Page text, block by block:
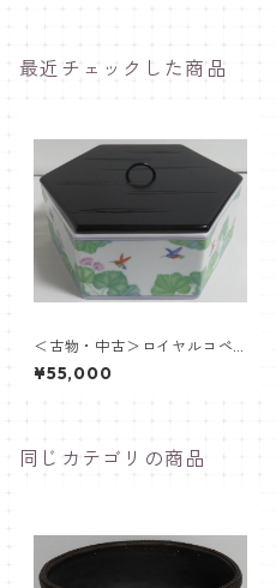
最近チェックした商品
＜古物・中古＞ロイヤルコペ
ンハーゲン 六角鉢・水指
¥55,000
同じカテゴリの商品